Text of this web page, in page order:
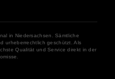
in Niedersachsen. Sämtliche
urheberrechtlich geschützt. Als
Qualität und Service direkt in der